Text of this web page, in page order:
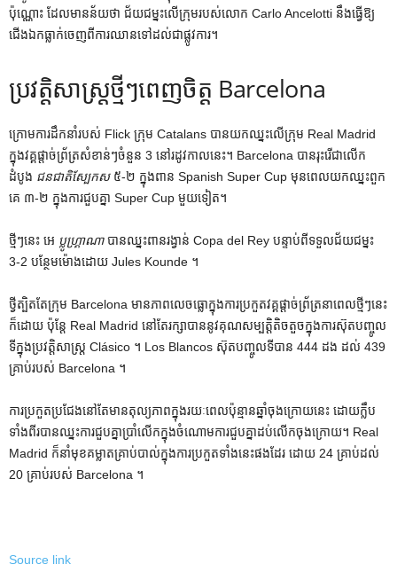
ប៉ុណ្ណោះ ដែលមានន័យថា ជ័យជម្នះលើក្រុមរបស់លោក Carlo Ancelotti នឹងធ្វើឱ្យ
ជើងឯកធ្លាក់ចេញពីការឈានទៅដល់ជាផ្លូវការ។
ប្រវតិ្តសាស្រ្តថ្មីៗពេញចិត្ត Barcelona
ក្រោមការដឹកនាំរបស់ Flick ក្រុម Catalans បានយកឈ្នះលើក្រុម Real Madrid
ក្នុងវគ្គផ្តាច់ព្រ័ត្រសំខាន់ៗចំនួន 3 នៅរដូវកាលនេះ។ Barcelona បានរុះរើជាលើក
ដំបូង ជនជាតិស្បែកស៥-២ ក្នុង​ពាន Spanish Super Cup មុន​ពេល​យក​ឈ្នះ​ពួក​
គេ ៣-២ ក្នុង​ការ​ជួប​គ្នា Super Cup មួយ​ទៀត។
ថ្មីៗនេះ អេ ប្លូហ្គ្រាណាបានឈ្នះពានរង្វាន់ Copa del Rey បន្ទាប់ពីទទួលជ័យជម្នះ
3-2 បន្ថែមម៉ោងដោយ Jules Kounde ។
ថ្វីត្បិតតែក្រុម Barcelona មានភាពលេចធ្លោក្នុងការប្រកួតវគ្គផ្តាច់ព្រ័ត្រនាពេលថ្មីៗនេះ
ក៏ដោយ ប៉ុន្តែ Real Madrid នៅតែរក្សាបាននូវគុណសម្បត្តិតិចតួចក្នុងការស៊ុតបញ្ចូល
ទីក្នុងប្រវត្តិសាស្ត្រ Clásico ។ Los Blancos ស៊ុតបញ្ចូលទីបាន 444 ដង ដល់ 439
គ្រាប់របស់ Barcelona ។
ការ​ប្រកួត​ប្រជែង​នៅ​តែ​មាន​តុល្យភាព​ក្នុង​រយៈ​ពេល​ប៉ុន្មាន​ឆ្នាំ​ចុង​ក្រោយ​នេះ ដោយ​ក្លឹប​
ទាំង​ពីរ​បាន​ឈ្នះ​ការ​ជួប​គ្នា​ប្រាំ​លើក​ក្នុង​ចំណោម​ការ​ជួប​គ្នា​ដប់​លើក​ចុង​ក្រោយ។ Real
Madrid ក៏នាំមុខគម្លាតគ្រាប់បាល់ក្នុងការប្រកួតទាំងនេះផងដែរ ដោយ 24 គ្រាប់ដល់
20 គ្រាប់របស់ Barcelona ។
Source link